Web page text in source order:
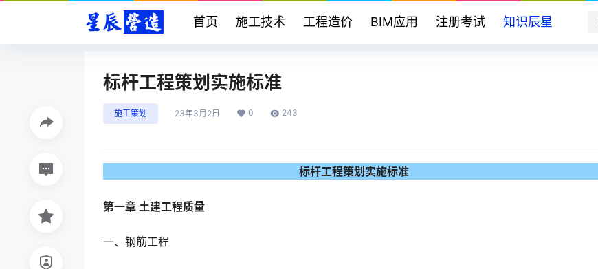
首页 施工技术 工程造价 BIM应用 注册考试 知识辰星
标杆工程策划实施标准
施工策划 23年3月2日 0 243
标杆工程策划实施标准
第一章 土建工程质量
一、钢筋工程